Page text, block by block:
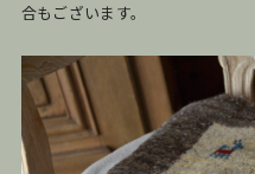
合もございます。